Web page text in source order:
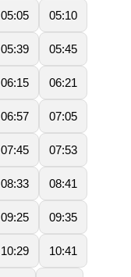
05:05 05:10
05:39 05:45
06:15 06:21
06:57 07:05
07:45 07:53
08:33 08:41
09:25 09:35
10:29 10:41